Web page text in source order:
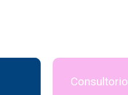
Consultorio